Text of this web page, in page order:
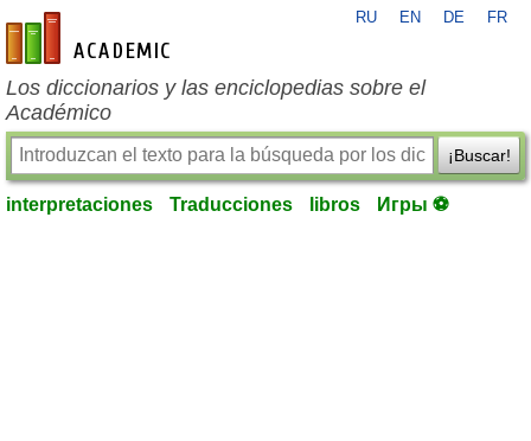
es-academic.com
RU EN DE FR
Los diccionarios y las enciclopedias sobre el
Académico
¡Buscar!
interpretaciones Traducciones libros Игры ⚽